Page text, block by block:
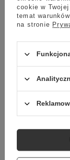
cookie w
temat
na stronie